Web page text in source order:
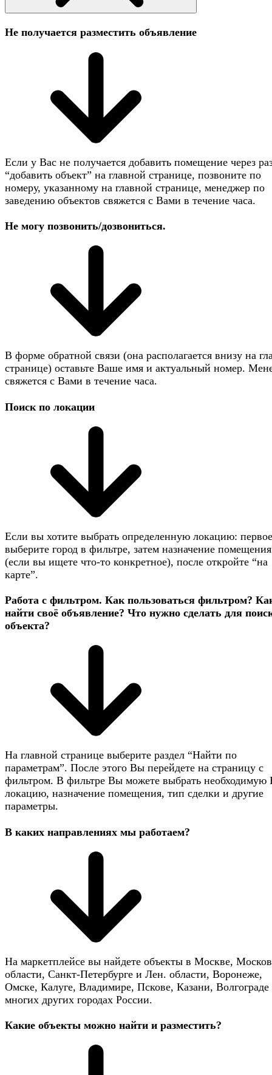
Не получается разместить объявление
Если у Вас не получается добавить помещение через
“добавить объект” на главной странице, позвоните по
номеру, указанному на главной странице, менеджер по
заведению объектов свяжется с Вами в течение часа.
Не могу позвонить/дозвониться.
В форме обратной связи (она располагается внизу на
странице) оставьте Ваше имя и актуальный номер.
свяжется с Вами в течение часа.
Поиск по локации
Если вы хотите выбрать определенную локацию:
выберите город в фильтре, затем назначение помещения
(если вы ищете что-то конкретное), после откройте “на
карте”.
Работа с фильтром. Как пользоваться фильтром?
найти своё объявление? Что нужно сделать для
объекта?
На главной странице выберите раздел “Найти по
параметрам”. После этого Вы перейдете на страницу с
фильтром. В фильтре Вы можете выбрать необходимую
локацию, назначение помещения, тип сделки и другие
параметры.
В каких направлениях мы работаем?
На маркетплейсе вы найдете объекты в Москве,
области, Санкт-Петербурге и Лен. области, Воронеже,
Омске, Калуге, Владимире, Пскове, Казани, Волгограде
многих других городах России.
Какие объекты можно найти и разместить?